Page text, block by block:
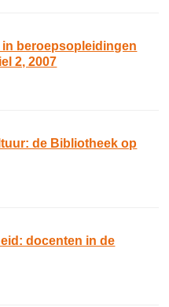
beroepsopleidingen
2, 2007
de Bibliotheek op
docenten in de